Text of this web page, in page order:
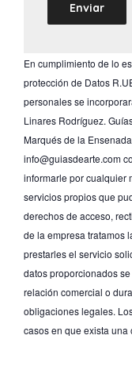
En cumplimiento de lo
protección de Datos
personales se
Linares Rodríguez.
Marqués de la
info@guiasdearte.com
informarle por cualquier
servicios propios que
derechos de acceso,
de la empresa tratamos
prestarles el servicio
datos proporcionados
relación comercial o
obligaciones legales.
casos en que exista